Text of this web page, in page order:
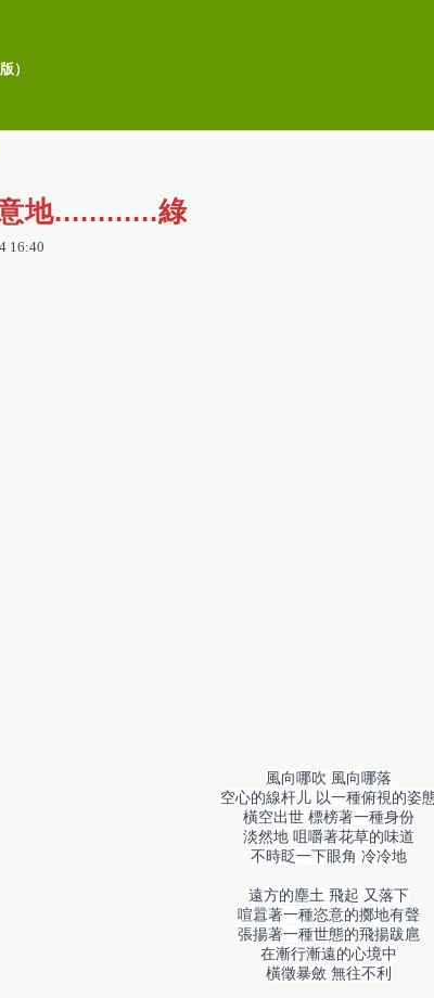
）
地............綠
16:40
風向哪吹 風向哪落
空心的線杆儿 以一種俯視的姿
橫空出世 標榜著一種身份
淡然地 咀嚼著花草的味道
不時眨一下眼角 冷冷地
遠方的塵土 飛起 又落下
喧囂著一種恣意的擲地有聲
張揚著一種世態的飛揚跋扈
在漸行漸遠的心境中
橫徵暴斂 無往不利